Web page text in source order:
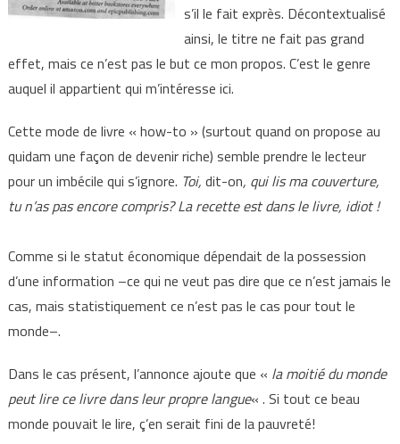
s’il le fait exprès. Décontextualisé
ainsi, le titre ne fait pas grand
effet, mais ce n’est pas le but ce mon propos. C’est le genre
auquel il appartient qui m’intéresse ici.
Cette mode de livre « how-to » (surtout quand on propose au
quidam une façon de devenir riche) semble prendre le lecteur
pour un imbécile qui s’ignore. Toi, dit-on, qui lis ma couverture,
tu n’as pas encore compris? La recette est dans le livre, idiot !
Comme si le statut économique dépendait de la possession
d’une information –ce qui ne veut pas dire que ce n’est jamais le
cas, mais statistiquement ce n’est pas le cas pour tout le
monde–.
Dans le cas présent, l’annonce ajoute que « la moitié du monde
peut lire ce livre dans leur propre langue« . Si tout ce beau
monde pouvait le lire, ç’en serait fini de la pauvreté!